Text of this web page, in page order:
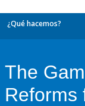
¿Qué hacemos?
The
Reforms